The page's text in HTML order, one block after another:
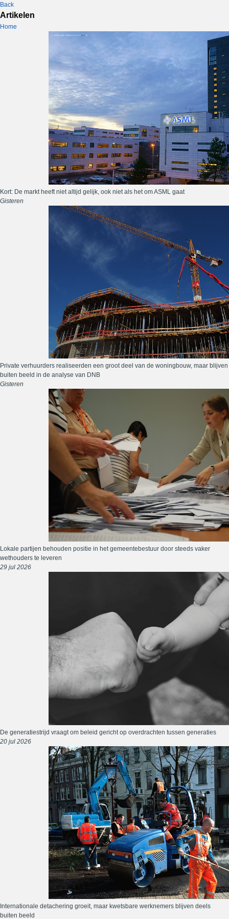
Back
Artikelen
Home
Kort: De markt heeft niet altijd gelijk, ook niet als het om ASML gaat
Gisteren
Private verhuurders realiseerden een groot deel van de woningbouw, maar blijven
buiten beeld in de analyse van DNB
Gisteren
Lokale partijen behouden positie in het gemeentebestuur door steeds vaker
wethouders te leveren
29 jul 2026
De generatiestrijd vraagt om beleid gericht op overdrachten tussen generaties
20 jul 2026
Internationale detachering groeit, maar kwetsbare werknemers blijven deels
buiten beeld